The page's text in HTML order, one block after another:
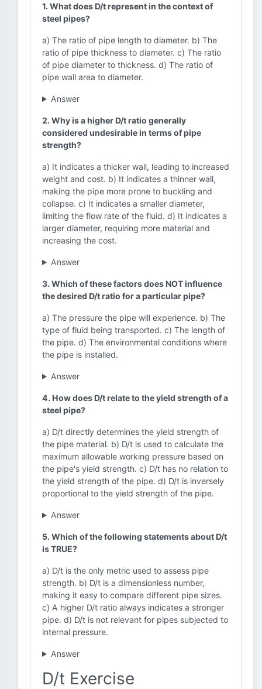
1. What does D/t represent in the context of
steel pipes?
a) The ratio of pipe length to diameter. b) The
ratio of pipe thickness to diameter. c) The ratio
of pipe diameter to thickness. d) The ratio of
pipe wall area to diameter.
Answer
2. Why is a higher D/t ratio generally
considered undesirable in terms of pipe
strength?
a) It indicates a thicker wall, leading to increased
weight and cost. b) It indicates a thinner wall,
making the pipe more prone to buckling and
collapse. c) It indicates a smaller diameter,
limiting the flow rate of the fluid. d) It indicates a
larger diameter, requiring more material and
increasing the cost.
Answer
3. Which of these factors does NOT influence
the desired D/t ratio for a particular pipe?
a) The pressure the pipe will experience. b) The
type of fluid being transported. c) The length of
the pipe. d) The environmental conditions where
the pipe is installed.
Answer
4. How does D/t relate to the yield strength of a
steel pipe?
a) D/t directly determines the yield strength of
the pipe material. b) D/t is used to calculate the
maximum allowable working pressure based on
the pipe's yield strength. c) D/t has no relation to
the yield strength of the pipe. d) D/t is inversely
proportional to the yield strength of the pipe.
Answer
5. Which of the following statements about D/t
is TRUE?
a) D/t is the only metric used to assess pipe
strength. b) D/t is a dimensionless number,
making it easy to compare different pipe sizes.
c) A higher D/t ratio always indicates a stronger
pipe. d) D/t is not relevant for pipes subjected to
internal pressure.
Answer
D/t Exercise